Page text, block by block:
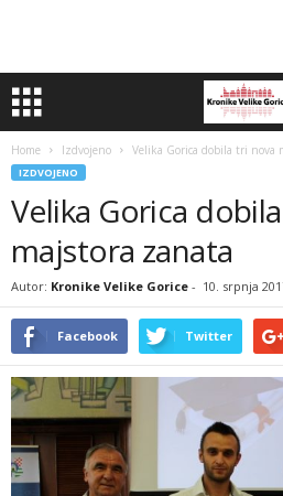
Home Izdvojeno Velika Gorica dobila tri nova
IZDVOJENO
Velika Gorica
majstora zanata
Autor: Kronike Velike Gorice - 10. srpnja
Facebook Twitter